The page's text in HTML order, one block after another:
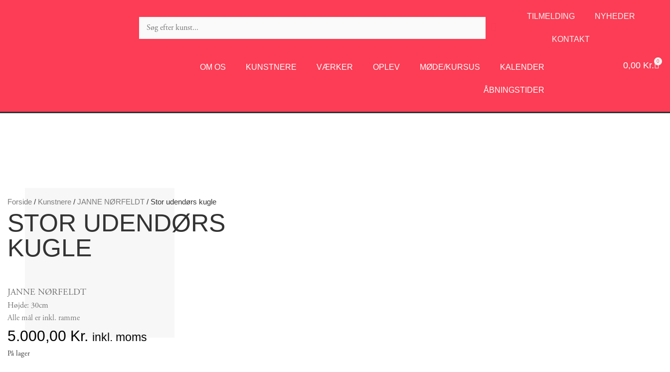
TILMELDING NYHEDER
KONTAKT
OM OS KUNSTNERE VÆRKER OPLEV MØDE/KURSUS KALENDER
ÅBNINGSTIDER
0,00 Kr. 0
Forside / Kunstnere / JANNE NØRFELDT / Stor udendørs kugle
STOR UDENDØRS
KUGLE
JANNE NØRFELDT
Højde: 30cm
Alle mål er inkl. ramme
5.000,00 Kr. inkl. moms
På lager